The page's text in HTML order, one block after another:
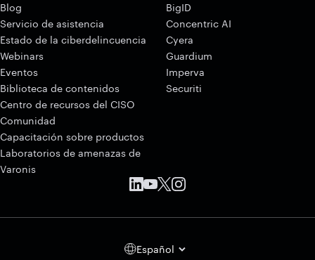
Blog
Servicio de asistencia
Estado de la ciberdelincuencia
Webinars
Eventos
Biblioteca de contenidos
Centro de recursos del CISO
Comunidad
Capacitación sobre productos
Laboratorios de amenazas de
Varonis
BigID
Concentric AI
Cyera
Guardium
Imperva
Securiti
Español